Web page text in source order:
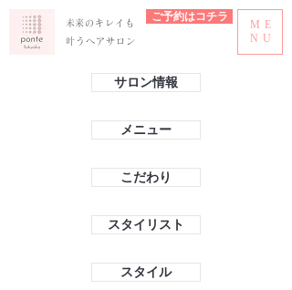
ME
NU
ご予約はコチラ
​未来のキレイも
叶うヘアサロン
サロン情報
メニュー
こだわり
スタイリスト
スタイル